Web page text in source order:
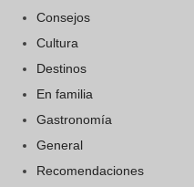
Consejos
Cultura
Destinos
En familia
Gastronomía
General
Recomendaciones